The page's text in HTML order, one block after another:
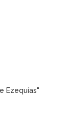
Ezequías"